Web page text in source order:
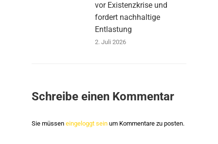
vor Existenzkrise und
fordert nachhaltige
Entlastung
2. Juli 2026
Schreibe einen Kommentar
Sie müssen eingeloggt seinum Kommentare zu posten.